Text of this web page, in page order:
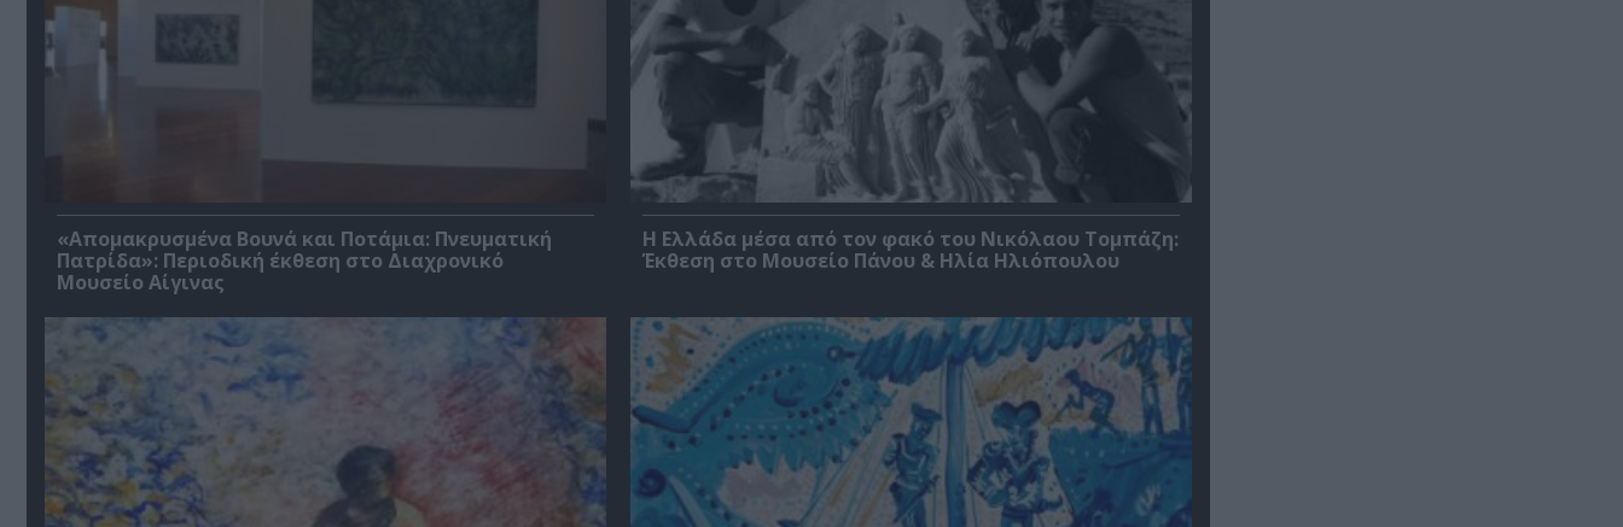
«Απομακρυσμένα Βουνά και Ποτάμια: Πνευματική
Πατρίδα»: Περιοδική έκθεση στο Διαχρονικό
Μουσείο Αίγινας
Η Ελλάδα μέσα από τον φακό του Νικόλαου Τομπάζη:
Έκθεση στο Μουσείο Πάνου & Ηλία Ηλιόπουλου